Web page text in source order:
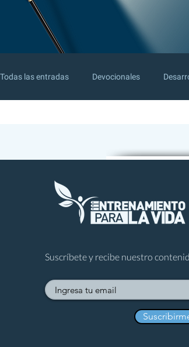
Todas las entradas Devocionales
Suscríbete y recibe nuestro